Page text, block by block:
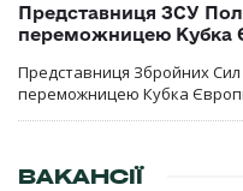
Представниця ЗСУ
переможницею Кубка
Представниця Збройних Сил
переможницею Кубка Європи
ВАКАНСІЇ